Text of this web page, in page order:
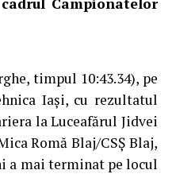
timpul 10:43.34), pe
Iași, cu rezultatul
la Luceafărul Jidvei
Romă Blaj/CSȘ Blaj,
a mai terminat pe locul